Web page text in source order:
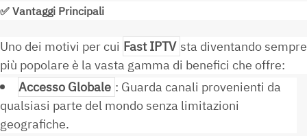
✅Vantaggi Principali
Uno dei motivi per cui Fast IPTV sta diventando sempre
più popolare è la vasta gamma di benefici che offre:
Accesso Globale : Guarda canali provenienti da
qualsiasi parte del mondo senza limitazioni
geografiche.